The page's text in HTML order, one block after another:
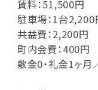
賃料：51,500円
駐車場：1台
共益費：2,200円
町内会費：400円
敷金0・礼金1ヶ